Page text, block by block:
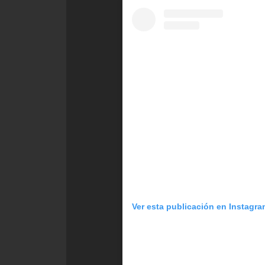
Ver esta publicación en